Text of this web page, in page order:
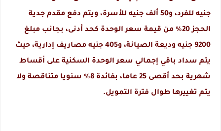
جنيه للفرد، و50 ألف جنيه للأسرة، ويتم دفع مقدم جدية
الحجز 20% من قيمة سعر الوحدة كحد أدنى، بجانب مبلغ
9200 جنيه وديعة الصيانة، و405 جنيه مصاريف إدارية، حيث
يتم سداد باقي إجمالي سعر الوحدة السكنية على أقساط
شهرية بحد أقصى 25 عاما، بفائدة 8% سنويا متناقصة ولا
يتم تغييرها طوال فترة التمويل.